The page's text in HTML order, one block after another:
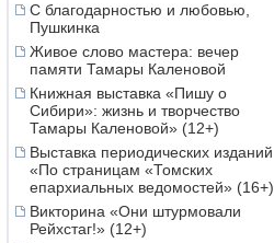
С благодарностью и любовью,
Пушкинка
Живое слово мастера: вечер
памяти Тамары Каленовой
Книжная выставка «Пишу о
Сибири»: жизнь и творчество
Тамары Каленовой» (12+)
Выставка периодических изданий
«По страницам «Томских
епархиальных ведомостей» (16+)
Викторина «Они штурмовали
Рейхстаг!» (12+)